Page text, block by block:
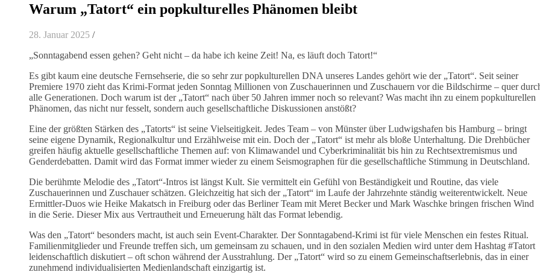
Warum „Tatort“ ein popkulturelles Phänomen bleibt
28. Januar 2025 /
„Sonntagabend essen gehen? Geht nicht – da habe ich keine Zeit! Na, es läuft doch Tatort!“
Es gibt kaum eine deutsche Fernsehserie, die so sehr zur popkulturellen DNA unseres Landes gehört wie der „Tatort“. Seit seiner
Premiere 1970 zieht das Krimi-Format jeden Sonntag Millionen von Zuschauerinnen und Zuschauern vor die Bildschirme – quer
alle Generationen. Doch warum ist der „Tatort“ nach über 50 Jahren immer noch so relevant? Was macht ihn zu einem popkulturellen
Phänomen, das nicht nur fesselt, sondern auch gesellschaftliche Diskussionen anstößt?
Eine der größten Stärken des „Tatorts“ ist seine Vielseitigkeit. Jedes Team – von Münster über Ludwigshafen bis Hamburg – bringt
seine eigene Dynamik, Regionalkultur und Erzählweise mit ein. Doch der „Tatort“ ist mehr als bloße Unterhaltung. Die Drehbücher
greifen häufig aktuelle gesellschaftliche Themen auf: von Klimawandel und Cyberkriminalität bis hin zu Rechtsextremismus und
Genderdebatten. Damit wird das Format immer wieder zu einem Seismographen für die gesellschaftliche Stimmung in Deutschland.
Die berühmte Melodie des „Tatort“-Intros ist längst Kult. Sie vermittelt ein Gefühl von Beständigkeit und Routine, das viele
Zuschauerinnen und Zuschauer schätzen. Gleichzeitig hat sich der „Tatort“ im Laufe der Jahrzehnte ständig weiterentwickelt. Neue
Ermittler-Duos wie Heike Makatsch in Freiburg oder das Berliner Team mit Meret Becker und Mark Waschke bringen frischen Wind
in die Serie. Dieser Mix aus Vertrautheit und Erneuerung hält das Format lebendig.
Was den „Tatort“ besonders macht, ist auch sein Event-Charakter. Der Sonntagabend-Krimi ist für viele Menschen ein festes Ritual.
Familienmitglieder und Freunde treffen sich, um gemeinsam zu schauen, und in den sozialen Medien wird unter dem Hashtag #Tatort
leidenschaftlich diskutiert – oft schon während der Ausstrahlung. Der „Tatort“ wird so zu einem Gemeinschaftserlebnis, das in einer
zunehmend individualisierten Medienlandschaft einzigartig ist.